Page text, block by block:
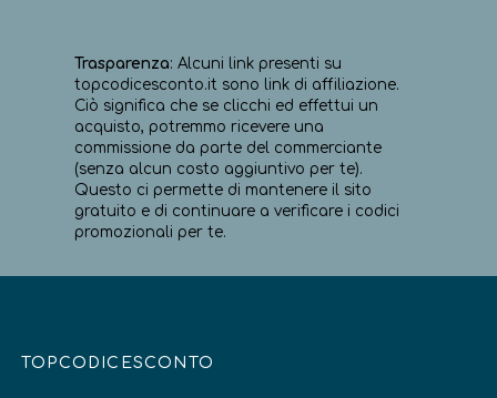
Trasparenza: Alcuni link presenti su
topcodicesconto.it sono link di affiliazione.
Ciò significa che se clicchi ed effettui un
acquisto, potremmo ricevere una
commissione da parte del commerciante
(senza alcun costo aggiuntivo per te).
Questo ci permette di mantenere il sito
gratuito e di continuare a verificare i codici
promozionali per te.
TOPCODICESCONTO